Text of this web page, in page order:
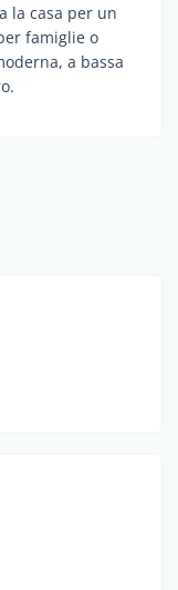
la casa per un
famiglie o
a bassa